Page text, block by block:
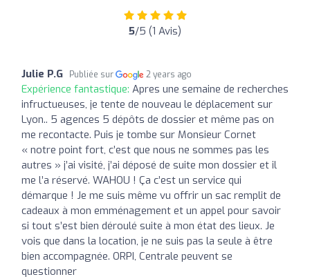
5/5 (1 Avis)
Julie P.G Publiée sur 2 years ago
Expérience fantastique: Apres une semaine de recherches
infructueuses, je tente de nouveau le déplacement sur
Lyon.. 5 agences 5 dépôts de dossier et même pas on
me recontacte. Puis je tombe sur Monsieur Cornet
« notre point fort, c’est que nous ne sommes pas les
autres » j’ai visité, j’ai déposé de suite mon dossier et il
me l’a réservé. WAHOU ! Ça c’est un service qui
démarque ! Je me suis même vu offrir un sac remplit de
cadeaux à mon emménagement et un appel pour savoir
si tout s’est bien déroulé suite à mon état des lieux. Je
vois que dans la location, je ne suis pas la seule à être
bien accompagnée. ORPI, Centrale peuvent se
questionner